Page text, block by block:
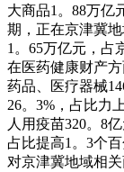
大商品1。88万亿
期，正在京津冀
1。65万亿元，占
在医药健康财产
药品、医疗器械
26。3%，占比力
人用疫苗320。8
占比提高1。3个
对京津冀地域相